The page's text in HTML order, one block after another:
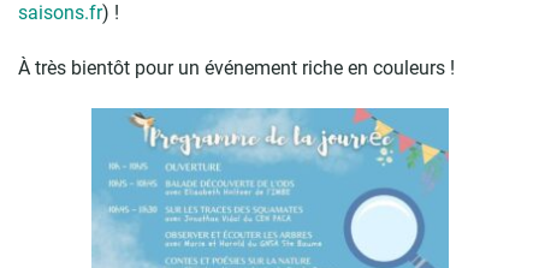
saisons.fr) !
À très bientôt pour un événement riche en couleurs !